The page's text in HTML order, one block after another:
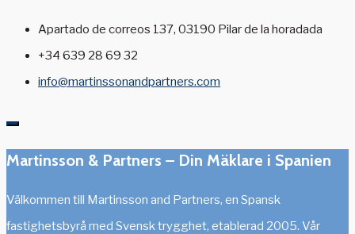
Apartado de correos 137, 03190 Pilar de la horadada
+34 639 28 69 32
info@martinssonandpartners.com
Martinsson & Partners – Din Mäklare i Spanien
Välkommen till Martinsson and Partners, en Spansk
fastighetsbyrå med Svensk trygghet, etablerad 2005. Vår